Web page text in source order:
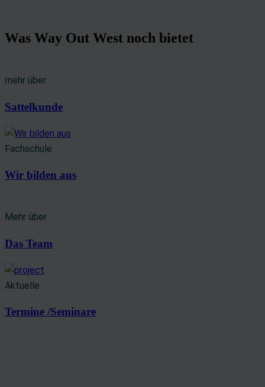
Was Way Out West noch bietet
mehr über
Sattelkunde
Fachschule
Wir bilden aus
Mehr über
Das Team
Aktuelle
Termine /Seminare